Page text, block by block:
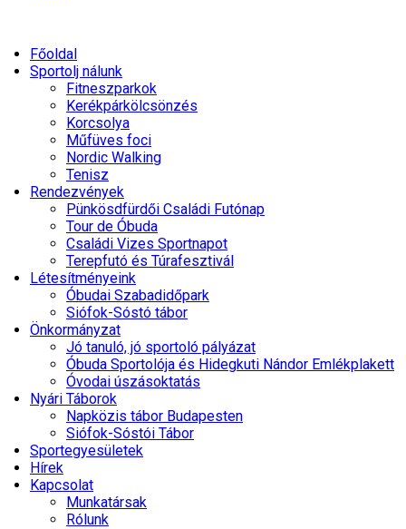
Főoldal
Sportolj nálunk
Fitneszparkok
Kerékpárkölcsönzés
Korcsolya
Műfüves foci
Nordic Walking
Tenisz
Rendezvények
Pünkösdfürdői Családi Futónap
Tour de Óbuda
Családi Vizes Sportnapot
Terepfutó és Túrafesztivál
Létesítményeink
Óbudai Szabadidőpark
Siófok-Sóstó tábor
Önkormányzat
Jó tanuló, jó sportoló pályázat
Óbuda Sportolója és Hidegkuti Nándor Emlékplakett
Óvodai úszásoktatás
Nyári Táborok
Napközis tábor Budapesten
Siófok-Sóstói Tábor
Sportegyesületek
Hírek
Kapcsolat
Munkatársak
Rólunk